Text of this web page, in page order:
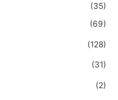
(35)
(69)
(128)
(31)
(2)